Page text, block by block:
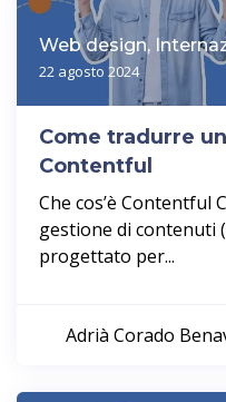
Web design,
22 agosto 2024
Come tradurre
Contentful
Che cos’è Contentful
gestione di contenuti
progettato per...
Adrià Corado